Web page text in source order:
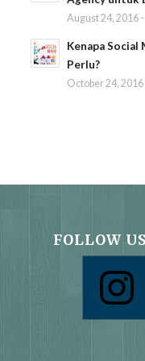
August 24, 2016
Kenapa
Perlu?
October 24, 2016
FOLLOW US